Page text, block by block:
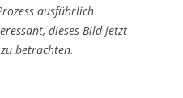
ausführlich
dieses Bild jetzt
betrachten.